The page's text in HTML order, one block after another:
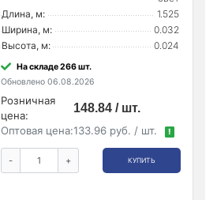
Длина, м:
1.525
Ширина, м:
0.032
Высота, м:
0.024
На складе 266 шт.
Обновлено 06.08.2026
Розничная
цена:
148.84 / шт.
Оптовая цена:133.96 руб. / шт. !
- + КУПИТЬ